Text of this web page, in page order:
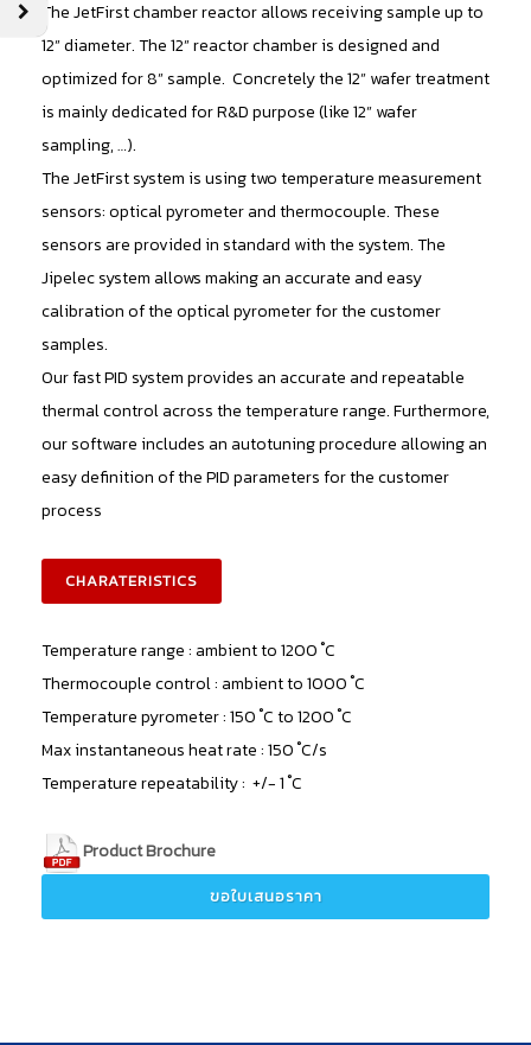
The JetFirst chamber reactor allows receiving sample up to
12” diameter. The 12” reactor chamber is designed and
optimized for 8” sample. Concretely the 12” wafer treatment
is mainly dedicated for R&D purpose (like 12” wafer
sampling, …).
The JetFirst system is using two temperature measurement
sensors: optical pyrometer and thermocouple. These
sensors are provided in standard with the system. The
Jipelec system allows making an accurate and easy
calibration of the optical pyrometer for the customer
samples.
Our fast PID system provides an accurate and repeatable
thermal control across the temperature range. Furthermore,
our software includes an autotuning procedure allowing an
easy definition of the PID parameters for the customer
process
CHARATERISTICS
Temperature range : ambient to 1200 ํC
Thermocouple control : ambient to 1000 ํC
Temperature pyrometer : 150 ํC to 1200 ํC
Max instantaneous heat rate : 150 ํC/s
Temperature repeatability : +/- 1 ํC
Product Brochure
ขอใบเสนอราคา